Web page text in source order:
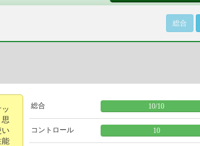
総合
い
能
総合 10/10
コントロール 10